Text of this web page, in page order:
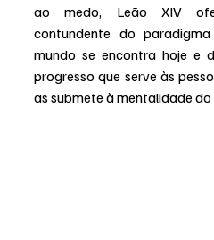
ao medo, Leão XIV
contundente do
mundo se encontra hoje e
progresso que serve às
as submete à mentalidade do